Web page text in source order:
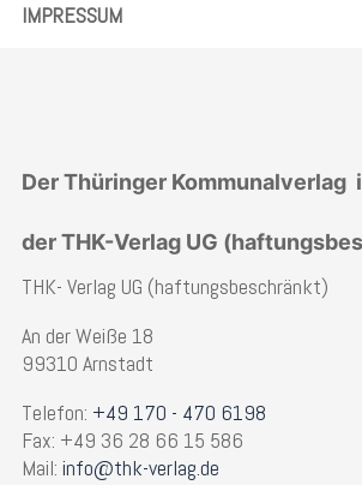
IMPRESSUM
DerThüringer Kommunalverlag
derTHK-Verlag UG
THK- Verlag UG (haftungsbeschränkt)
An der Weiße 18
99310 Arnstadt
Telefon: +49 170 - 470 6198
Fax: +49 36 28 66 15 586
Mail: info@thk-verlag.de